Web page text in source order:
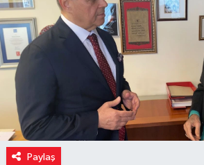
Paylaş